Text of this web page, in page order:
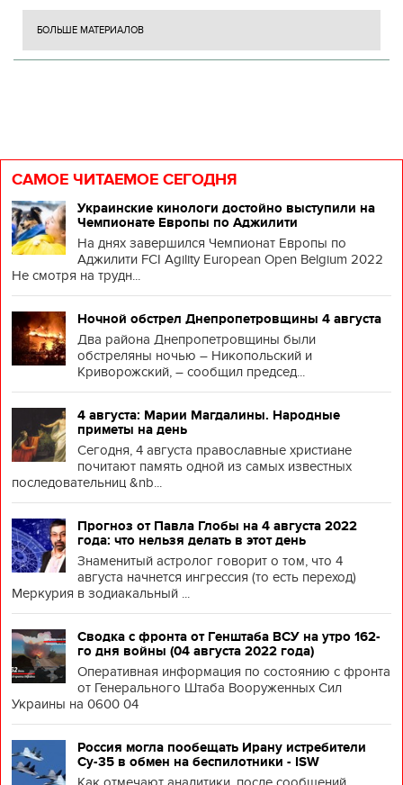
БОЛЬШЕ МАТЕРИАЛОВ
САМОЕ ЧИТАЕМОЕ СЕГОДНЯ
Украинские кинологи достойно выступили на
Чемпионате Европы по Аджилити
На днях завершился Чемпионат Европы по
Аджилити FCI Agility European Open Belgium 2022
Не смотря на трудн...
Ночной обстрел Днепропетровщины 4 августа
Два района Днепропетровщины были
обстреляны ночью – Никопольский и
Криворожский, – сообщил председ...
4 августа: Марии Магдалины. Народные
приметы на день
Сегодня, 4 августа православные христиане
почитают память одной из самых известных
последовательниц &nb...
Прогноз от Павла Глобы на 4 августа 2022
года: что нельзя делать в этот день
Знаменитый астролог говорит о том, что 4
августа начнется ингрессия (то есть переход)
Меркурия в зодиакальный ...
Сводка с фронта от Генштаба ВСУ на утро 162-
го дня войны (04 августа 2022 года)
Оперативная информация по состоянию с фронта
от Генерального Штаба Вооруженных Сил
Украины на 0600 04
Россия могла пообещать Ирану истребители
Су-35 в обмен на беспилотники - ISW